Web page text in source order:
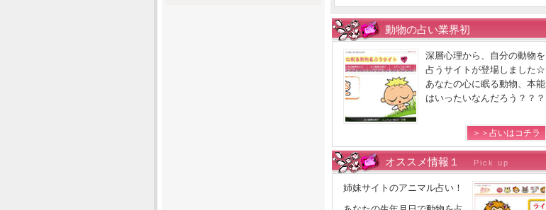
動物の占い業界初
深層心理から、自分の動物を
占うサイトが登場しました☆
あなたの心に眠る動物、本能
はいったいなんだろう？？？
＞＞占いはコチラ
オススメ情報１ Pick up
姉妹サイトのアニマル占い！